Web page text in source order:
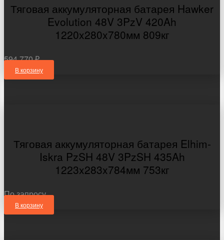
Тяговая аккумуляторная батарея Hawker
Evolution 48V 3PzV 420Ah
1220x280x780мм 809кг
594 770 ₽
В корзину
Тяговая аккумуляторная батарея Elhim-
Iskra PzSH 48V 3PzSH 435Ah
1223x283x784мм 753кг
По запросу
В корзину